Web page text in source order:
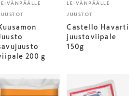
200 g
LEIVÄNPÄÄLLE
JUUSTOT
Castello Havarti
juustoviipale
150g